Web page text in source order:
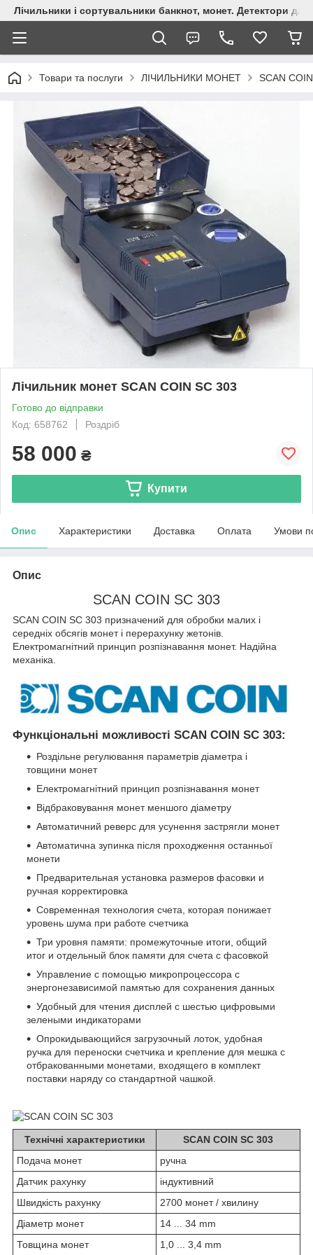
Лічильники і сортувальники банкнот, монет. Детектори для
Товари та послуги ЛІЧИЛЬНИКИ МОНЕТ SCAN
Лічильник монет SCAN COIN SC 303
Готово до відправки
Код: 658762
Роздріб
58 000 ₴
Купити
Опис Характеристики Доставка Оплата Умови
Опис
SCAN COIN SC 303
SCAN COIN SC 303 призначений для обробки малих і
середніх обсягів монет і перерахунку жетонів.
Електромагнітний принцип розпізнавання монет. Надійна
механіка.
Функціональні можливості SCAN COIN SC 303:
Роздільне регулювання параметрів діаметра і
товщини монет
Електромагнітний принцип розпізнавання монет
Відбраковування монет меншого діаметру
Автоматичний реверс для усунення застрягли монет
Автоматична зупинка після проходження останньої
монети
Предварительная установка размеров фасовки и
ручная корректировка
Современная технология счета, которая понижает
уровень шума при работе счетчика
Три уровня памяти: промежуточные итоги, общий
итог и отдельный блок памяти для счета с фасовкой
Управление с помощью микропроцессора с
энергонезависимой памятью для сохранения данных
Удобный для чтения дисплей с шестью цифровыми
зелеными индикаторами
Опрокидывающийся загрузочный лоток, удобная
ручка для переноски счетчика и крепление для мешка с
отбракованными монетами, входящего в комплект
поставки наряду со стандартной чашкой.
Технічні характеристики
SCAN COIN SC 303
Подача монет
ручна
Датчик рахунку
індуктивний
Швидкість рахунку
2700 монет / хвилину
Діаметр монет
14 ... 34 mm
Товщина монет
1,0 ... 3,4 mm